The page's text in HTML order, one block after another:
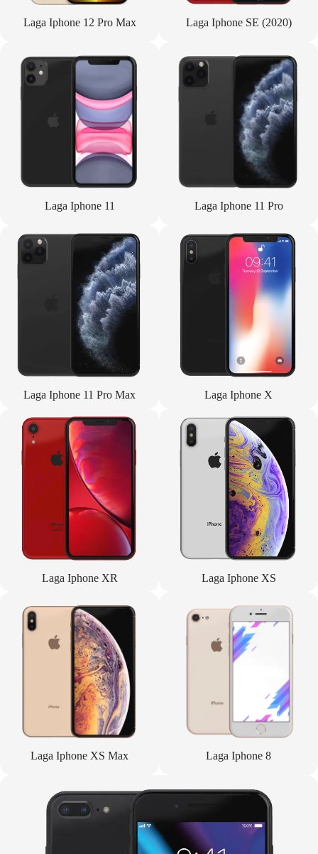
Laga Iphone 12 Pro Max Laga Iphone SE (2020)
Laga Iphone 11 Laga Iphone 11 Pro
Laga Iphone 11 Pro Max Laga Iphone X
Laga Iphone XR Laga Iphone XS
Laga Iphone XS Max Laga Iphone 8